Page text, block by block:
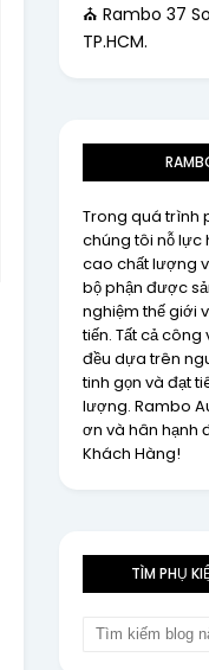
⛪ Rambo 37
TP.HCM.
Trong quá trình
chúng tôi nỗ lực
cao chất lượng
bộ phận được
nghiệm thế giới
tiến. Tất cả
đều dựa trên
tinh gọn và đạt
lượng. Rambo
ơn và hân hạnh
Khách Hàng!
TÌM PHỤ